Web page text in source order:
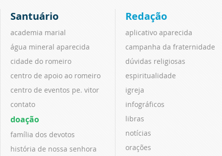
Santuário
academia marial
água mineral aparecida
cidade do romeiro
centro de apoio ao romeiro
centro de eventos pe. vitor
contato
doação
família dos devotos
história de nossa senhora
Redação
aplicativo aparecida
campanha da fraternidade
dúvidas religiosas
espiritualidade
igreja
infográficos
libras
notícias
orações